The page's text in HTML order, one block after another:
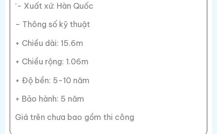
‘- Xuất xứ: Hàn Quốc
– Thông số kỹ thuật
+ Chiều dài: 15.6m
+ Chiều rộng: 1.06m
+ Độ bền: 5-10 năm
+ Bảo hành: 5 năm
Giá trên chưa bao gồm thi công